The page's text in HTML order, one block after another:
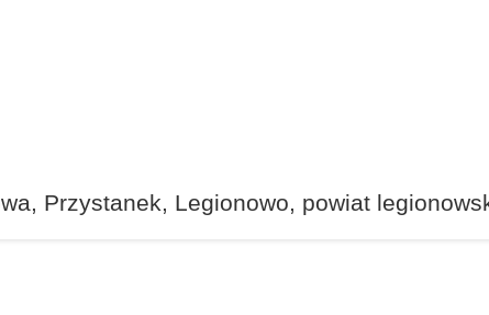
Przystanek, Legionowo, powiat